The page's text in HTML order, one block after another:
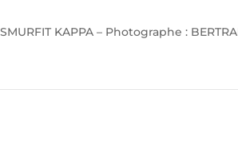
SMURFIT KAPPA – Photographe :